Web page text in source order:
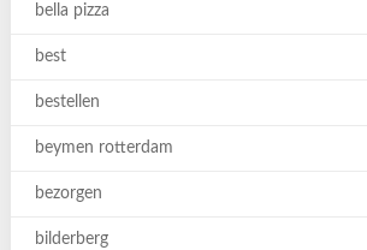
bella pizza
best
bestellen
beymen rotterdam
bezorgen
bilderberg